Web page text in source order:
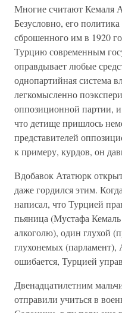
Многие считают Кемаля
Безусловно, его
сброшенного им в 1920
Турцию современным
оправдывает любые
однопартийная система
легкомысленно
оппозиционной партии, и
что детище пришлось
представителей
к примеру, курдов, он
Вдобавок Ататюрк
даже гордился этим.
написал, что Турцией
пьяница (Мустафа
алкоголю), один глухой
глухонемых (парламент),
ошибается, Турцией
Двенадцатилетним
отправили учиться в